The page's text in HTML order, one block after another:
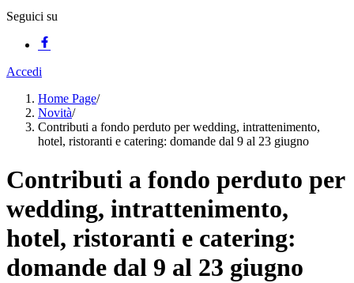
Seguici su
Accedi
Home Page/
Novità/
Contributi a fondo perduto per wedding, intrattenimento,
hotel, ristoranti e catering: domande dal 9 al 23 giugno
Contributi a fondo perduto per
wedding, intrattenimento,
hotel, ristoranti e catering:
domande dal 9 al 23 giugno